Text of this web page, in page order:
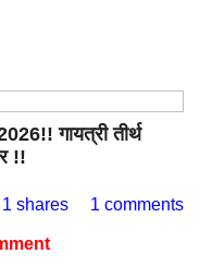
गायत्री तीर्थ
!!
1 comments
1 shares